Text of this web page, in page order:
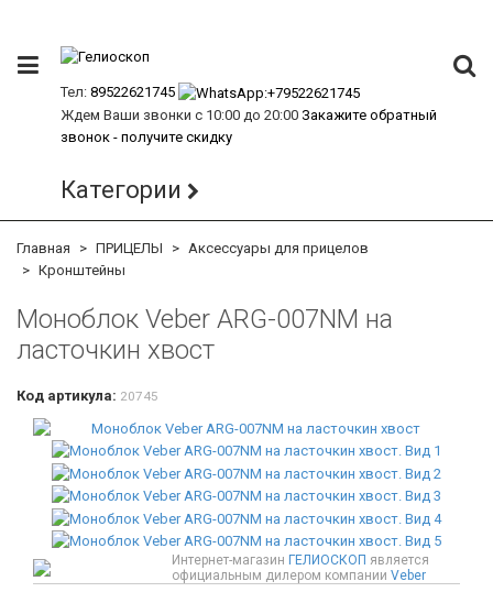
Тел: 89522621745
Ждем Ваши звонки с 10:00 до 20:00 Закажите обратный
звонок - получите скидку
Категории
Главная ПРИЦЕЛЫ
Аксессуары для прицелов
Кронштейны
Моноблок Veber ARG-007NM на
ласточкин хвост
Код артикула: 20745
Интернет-магазин ГЕЛИОСКОП является
официальным дилером компании Veber